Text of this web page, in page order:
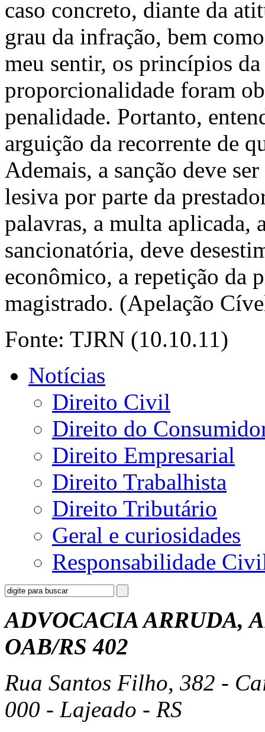
caso concreto, diante da
grau da infração, bem
meu sentir, os princípios
proporcionalidade foram
penalidade. Portanto,
arguição da recorrente de
Ademais, a sanção deve
lesiva por parte da
palavras, a multa aplicada,
sancionatória, deve
econômico, a repetição da
magistrado. (Apelação
Fonte: TJRN (10.10.11)
Notícias
Direito Civil
Direito do
Direito Empresarial
Direito Trabalhista
Direito Tributário
Geral e curiosidades
Responsabilidade
ADVOCACIA ARRUDA,
OAB/RS 402
Rua Santos Filho, 382 -
000 - Lajeado - RS